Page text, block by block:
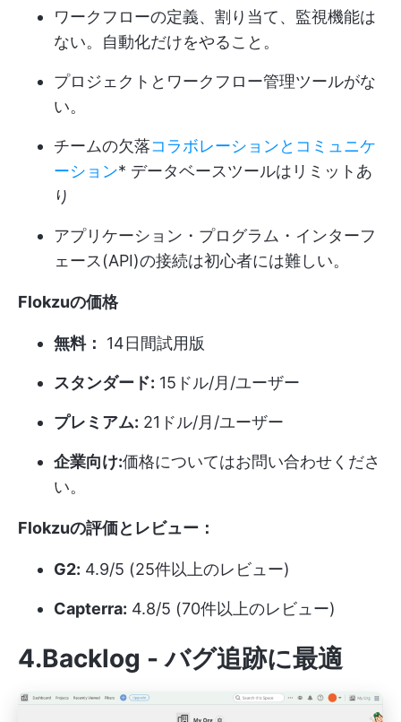
ワークフローの定義、割り当て、監視機能は
ない。自動化だけをやること。
プロジェクトとワークフロー管理ツールがな
い。
チームの欠落コラボレーションとコミュニケ
ーション* データベースツールはリミットあ
り
アプリケーション・プログラム・インターフ
ェース(API)の接続は初心者には難しい。
Flokzuの価格
無料： 14日間試用版
スタンダード: 15ドル/月/ユーザー
プレミアム: 21ドル/月/ユーザー
企業向け:価格についてはお問い合わせくださ
い。
Flokzuの評価とレビュー：
G2: 4.9/5 (25件以上のレビュー)
Capterra: 4.8/5 (70件以上のレビュー)
4.Backlog - バグ追跡に最適